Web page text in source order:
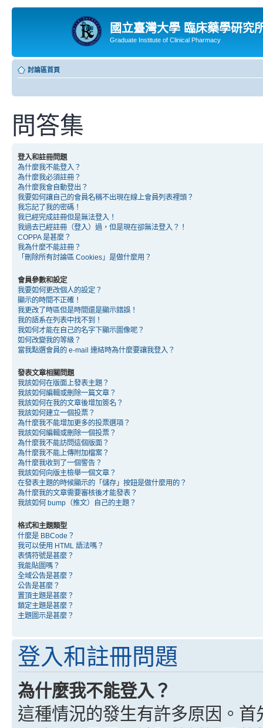
國立臺灣大學 臨床藥學研究
Graduate Institute of Clinical Pharmacy
討論區首頁
問答集
登入和註冊問題
為什麼我不能登入？
為什麼我必須註冊？
為什麼我會自動登出？
我要如何讓自己的會員名稱不出現在線上會員列表裡頭？
我忘記了我的密碼！
我已經完成註冊但是無法登入！
我過去已經註冊（登入）過，但是現在卻無法登入？！
COPPA 是甚麼？
我為什麼不能註冊？
「刪除所有討論區 Cookies」是做什麼用？
會員參數和設定
我要如何更改個人的設定？
顯示的時間不正確！
我更改了時區但是時間還是顯示錯誤！
我的語系在列表中找不到！
我如何才能在自己的名字下顯示圖像呢？
如何改變我的等級？
當我點選會員的 e-mail 連結時為什麼要讓我登入？
發表文章相關問題
我該如何在版面上發表主題？
我該如何編輯或刪除一篇文章？
我該如何在我的文章後增加簽名？
我該如何建立一個投票？
為什麼我不能增加更多的投票選項？
我該如何編輯或刪除一個投票？
為什麼我不能訪問這個版面？
為什麼我不能上傳附加檔案？
為什麼我收到了一個警告？
我該如何向版主檢舉一個文章？
在發表主題的時候顯示的「儲存」按鈕是做什麼用的？
為什麼我的文章需要審核後才能發表？
我該如何 bump（推文）自己的主題？
格式和主題類型
什麼是 BBCode？
我可以使用 HTML 語法嗎？
表情符號是甚麼？
我能貼圖嗎？
全域公告是甚麼？
公告是甚麼？
置頂主題是甚麼？
鎖定主題是甚麼？
主題圖示是甚麼？
登入和註冊問題
為什麼我不能登入？
這種情況的發生有許多原因。